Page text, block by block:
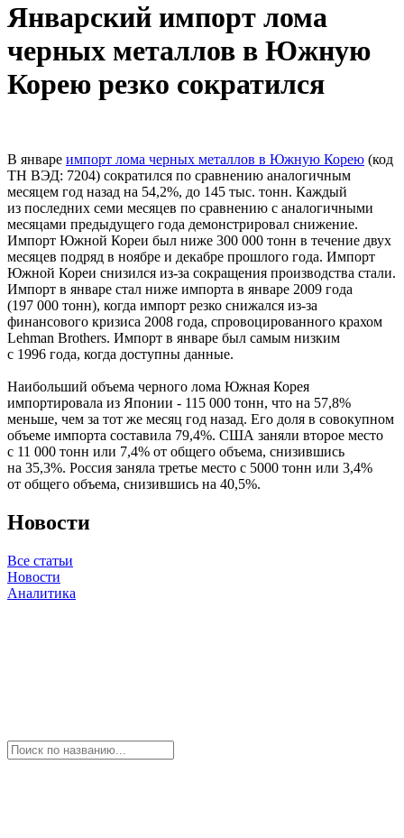
Январский импорт лома
черных металлов в Южную
Корею резко сократился
В январе импорт лома черных металлов в Южную Корею (код
ТН ВЭД: 7204) сократился по сравнению аналогичным
месяцем год назад на 54,2%, до 145 тыс. тонн. Каждый
из последних семи месяцев по сравнению с аналогичными
месяцами предыдущего года демонстрировал снижение.
Импорт Южной Кореи был ниже 300 000 тонн в течение двух
месяцев подряд в ноябре и декабре прошлого года. Импорт
Южной Кореи снизился из-за сокращения производства стали.
Импорт в январе стал ниже импорта в январе 2009 года
(197 000 тонн), когда импорт резко снижался из-за
финансового кризиса 2008 года, спровоцированного крахом
Lehman Brothers. Импорт в январе был самым низким
с 1996 года, когда доступны данные.
Наибольший объема черного лома Южная Корея
импортировала из Японии - 115 000 тонн, что на 57,8%
меньше, чем за тот же месяц год назад. Его доля в совокупном
объеме импорта составила 79,4%. США заняли второе место
с 11 000 тонн или 7,4% от общего объема, снизившись
на 35,3%. Россия заняла третье место с 5000 тонн или 3,4%
от общего объема, снизившись на 40,5%.
Новости
Все статьи
Новости
Аналитика